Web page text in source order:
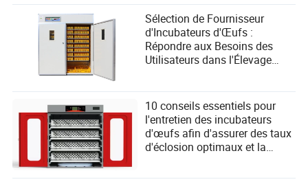
Sélection de Fournisseur
d'Incubateurs d'Œufs :
Répondre aux Besoins des
Utilisateurs dans l'Élevage
10 conseils essentiels pour
l'entretien des incubateurs
d'œufs afin d'assurer des taux
d'éclosion optimaux et la